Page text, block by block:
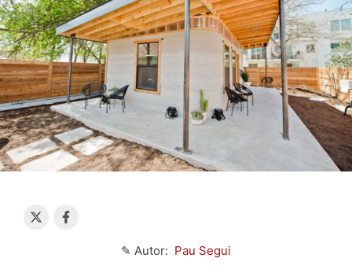
✎ Autor: Pau Segui